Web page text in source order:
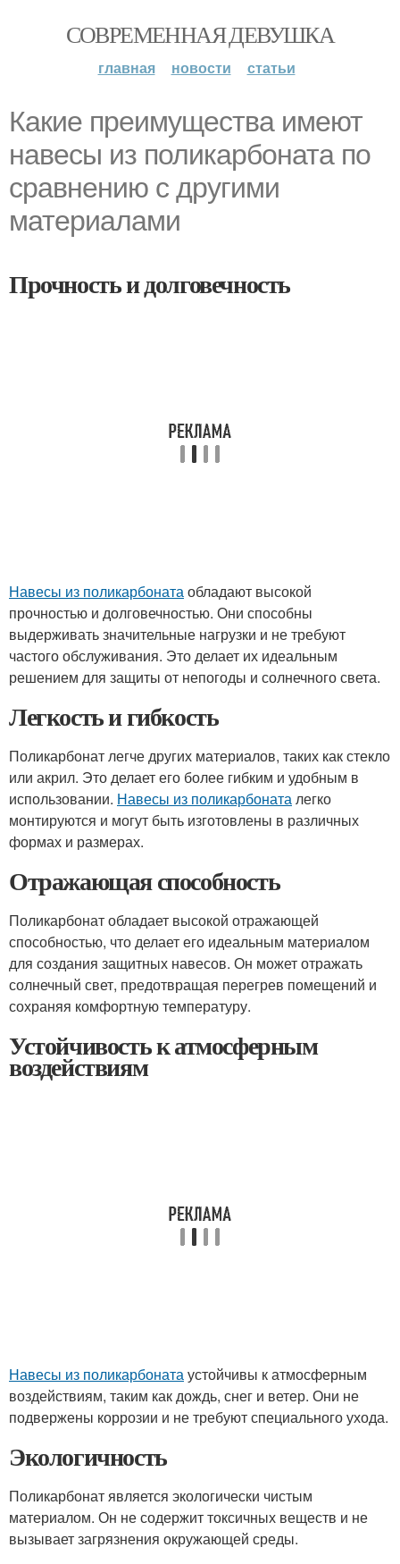
СОВРЕМЕННАЯ ДЕВУШКА
главная новости статьи
Какие преимущества имеют
навесы из поликарбоната по
сравнению с другими
материалами
Прочность и долговечность
Навесы из поликарбонатаобладают высокой
прочностью и долговечностью. Они способны
выдерживать значительные нагрузки и не требуют
частого обслуживания. Это делает их идеальным
решением для защиты от непогоды и солнечного света.
Легкость и гибкость
Поликарбонат легче других материалов, таких как стекло
или акрил. Это делает его более гибким и удобным в
использовании. Навесы из поликарбонаталегко
монтируются и могут быть изготовлены в различных
формах и размерах.
Отражающая способность
Поликарбонат обладает высокой отражающей
способностью, что делает его идеальным материалом
для создания защитных навесов. Он может отражать
солнечный свет, предотвращая перегрев помещений и
сохраняя комфортную температуру.
Устойчивость к атмосферным
воздействиям
Навесы из поликарбонатаустойчивы к атмосферным
воздействиям, таким как дождь, снег и ветер. Они не
подвержены коррозии и не требуют специального ухода.
Экологичность
Поликарбонат является экологически чистым
материалом. Он не содержит токсичных веществ и не
вызывает загрязнения окружающей среды.